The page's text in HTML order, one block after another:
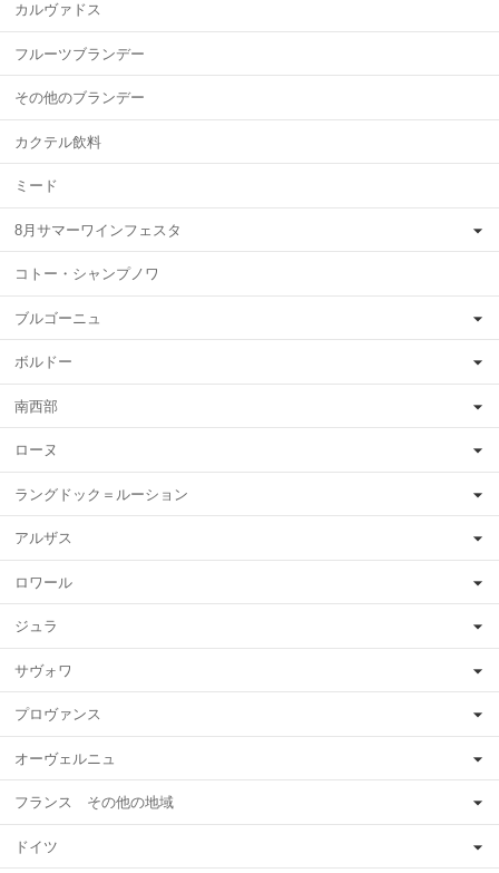
カルヴァドス
フルーツブランデー
その他のブランデー
カクテル飲料
ミード
8月サマーワインフェスタ
コトー・シャンプノワ
ブルゴーニュ
ボルドー
南西部
ローヌ
ラングドック＝ルーション
アルザス
ロワール
ジュラ
サヴォワ
プロヴァンス
オーヴェルニュ
フランス その他の地域
ドイツ